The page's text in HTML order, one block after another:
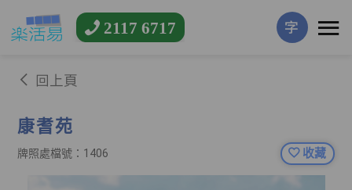
2117 6717 字
回上頁
康耆苑
牌照處檔號：1406 收藏